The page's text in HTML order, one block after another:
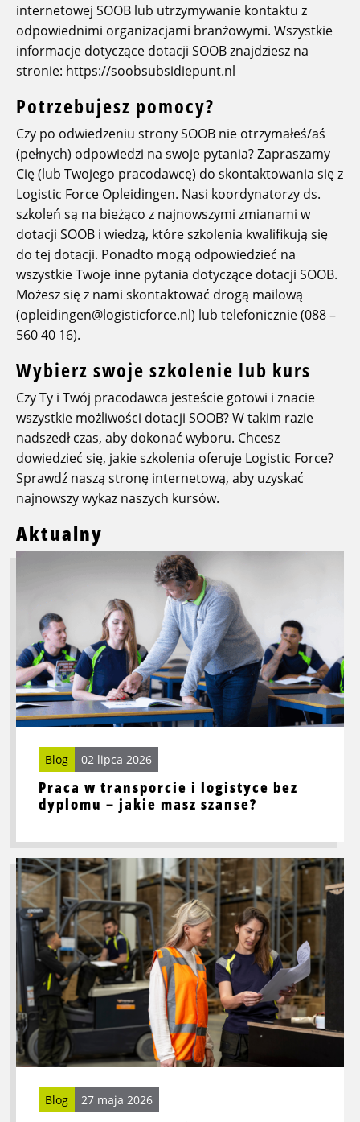
internetowej SOOB lub utrzymywanie kontaktu z
odpowiednimi organizacjami branżowymi. Wszystkie
informacje dotyczące dotacji SOOB znajdziesz na
stronie: https://soobsubsidiepunt.nl
Potrzebujesz pomocy?
Czy po odwiedzeniu strony SOOB nie otrzymałeś/aś
(pełnych) odpowiedzi na swoje pytania? Zapraszamy
Cię (lub Twojego pracodawcę) do skontaktowania się z
Logistic Force Opleidingen. Nasi koordynatorzy ds.
szkoleń są na bieżąco z najnowszymi zmianami w
dotacji SOOB i wiedzą, które szkolenia kwalifikują się
do tej dotacji. Ponadto mogą odpowiedzieć na
wszystkie Twoje inne pytania dotyczące dotacji SOOB.
Możesz się z nami skontaktować drogą mailową
(opleidingen@logisticforce.nl) lub telefonicznie (088 –
560 40 16).
Wybierz swoje szkolenie lub kurs
Czy Ty i Twój pracodawca jesteście gotowi i znacie
wszystkie możliwości dotacji SOOB? W takim razie
nadszedł czas, aby dokonać wyboru. Chcesz
dowiedzieć się, jakie szkolenia oferuje Logistic Force?
Sprawdź naszą stronę internetową, aby uzyskać
najnowszy wykaz naszych kursów.
Aktualny
Praca w transporcie i logistyce bez
dyplomu – jakie masz szanse?
Blog 02 lipca 2026
Praca
transporcie
i
logistyce
bez
jakie
masz
szanse?
Blog 27 maja 2026
Przeczytaj
więcej
o
Szukasz
pracy
w
logistyce
e-
commerce?
Te
umiejętności
ważne.